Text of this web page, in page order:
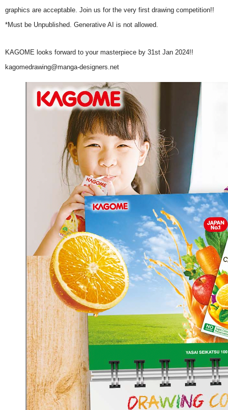
graphics are acceptable. Join us for the very first drawing competition!!
*Must be Unpublished. Generative AI is not allowed.
KAGOME looks forward to your masterpiece by 31st Jan 2024!!
kagomedrawing@manga-designers.net